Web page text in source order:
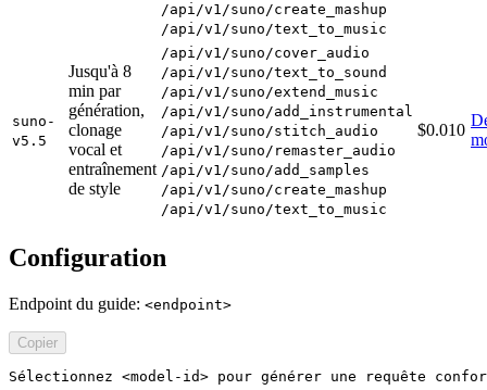
/api/v1/suno/create_mashup
/api/v1/suno/text_to_music
suno-
v5.5
Jusqu'à 8
min par
génération,
clonage
vocal et
entraînement
de style
/api/v1/suno/cover_audio
/api/v1/suno/text_to_sound
/api/v1/suno/extend_music
/api/v1/suno/add_instrumental
/api/v1/suno/stitch_audio
/api/v1/suno/remaster_audio
/api/v1/suno/add_samples
/api/v1/suno/create_mashup
/api/v1/suno/text_to_music
$0.010
Configuration
Endpoint du guide: <endpoint>
Copier
Sélectionnez <model-id> pour générer une requête